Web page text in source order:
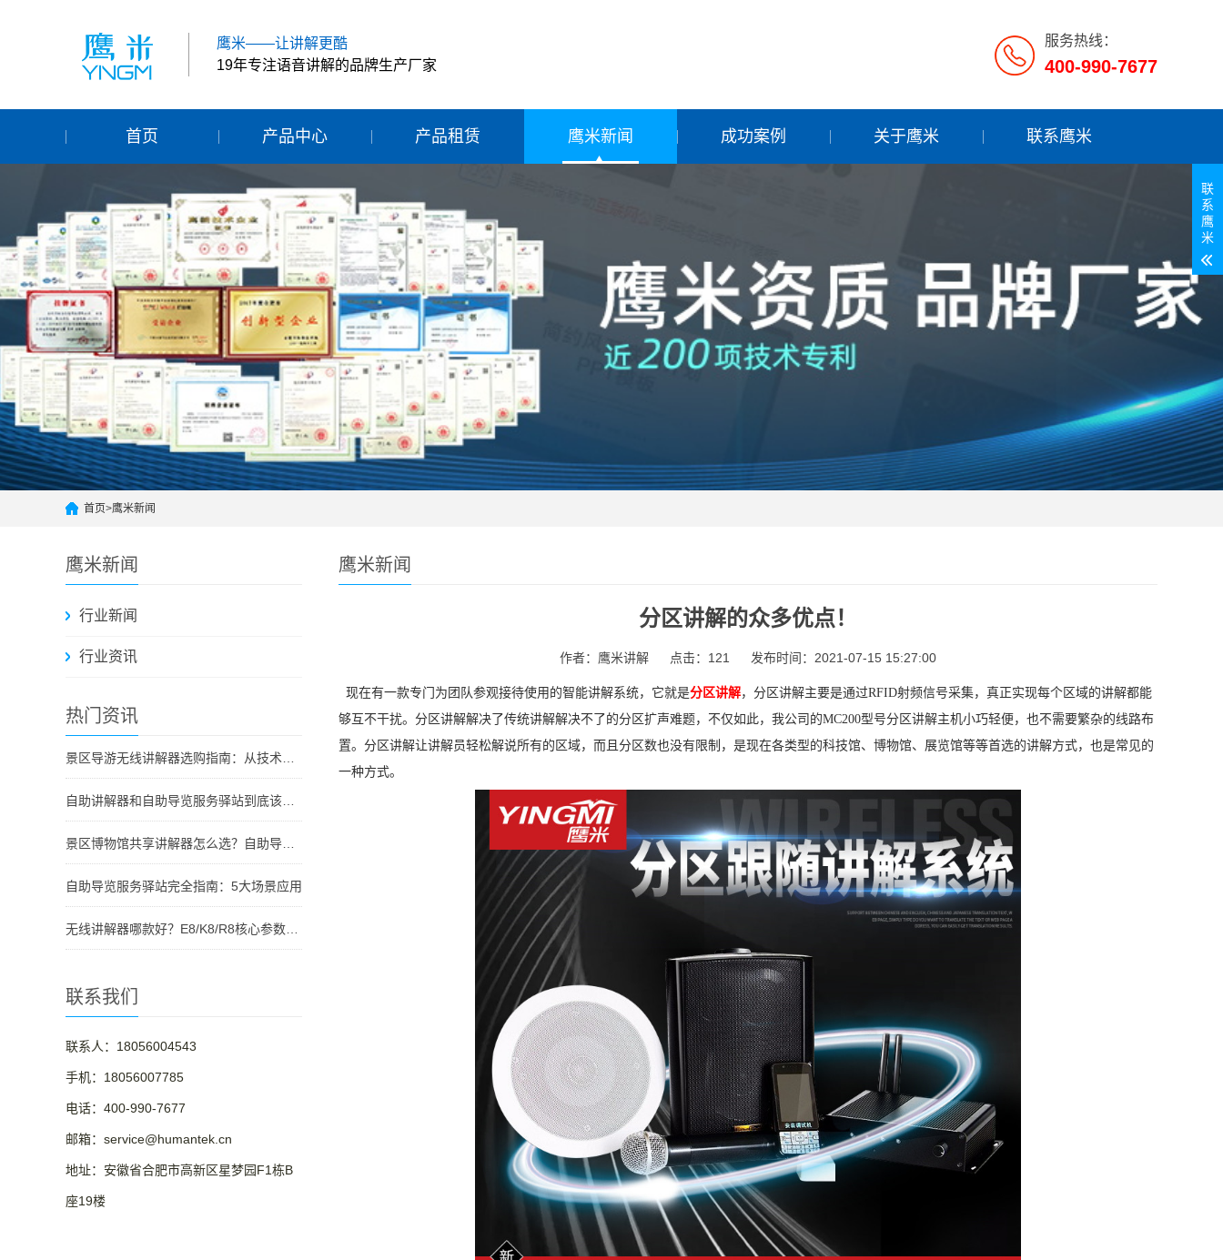
服务热线：
400-990-7677
鹰米——让讲解更酷
19年专注语音讲解的品牌生产厂家
首页 产品中心 产品租赁 鹰米新闻 成功案例 关于鹰米 联系鹰米
首页>鹰米新闻
鹰米新闻
行业新闻
行业资讯
热门资讯
自助导览服务驿站完全指南：5大场景应用
联系我们
联系人：18056004543
手机：18056007785
电话：400-990-7677
邮箱：service@humantek.cn
地址：安徽省合肥市高新区星梦园F1栋B
座19楼
鹰米新闻
分区讲解的众多优点！
作者：鹰米讲解 点击：121 发布时间：2021-07-15 15:27:00
现在有一款专门为团队参观接待使用的智能讲解系统，它就是分区讲解，分区讲解主要是通过RFID射频信号采集，真正实现每个区域的讲解都能
够互不干扰。分区讲解解决了传统讲解解决不了的分区扩声难题，不仅如此，我公司的MC200型号分区讲解主机小巧轻便，也不需要繁杂的线路布
置。分区讲解让讲解员轻松解说所有的区域，而且分区数也没有限制，是现在各类型的科技馆、博物馆、展览馆等等首选的讲解方式，也是常见的
一种方式。
联
系
鹰
米